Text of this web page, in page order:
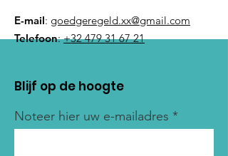
E-mail: goedgeregeld.xx@gmail.com
Telefoon:+32 479 31 67 21
Blijf op de hoogte
Noteer hier uw e-mailadres